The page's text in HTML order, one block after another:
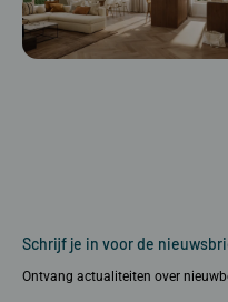
Schrijf je in voor de
Ontvang actualiteiten over